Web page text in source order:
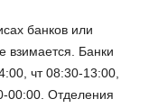
банков или
взимается. Банки
чт 08:30-13:00,
00:00. Отделения